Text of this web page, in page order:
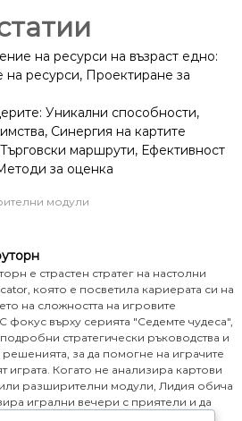
на ресурси на възраст едно:
на ресурси, Проектиране за
Уникални способности,
Синергия на картите
маршрути, Ефективност
за оценка
модули
е страстен стратег на настолни
която е посветила кариерата си на
на сложността на игровите
фокус върху серията "Седемте чудеса",
подробни стратегически ръководства и
решенията, за да помогне на играчите
играта. Когато не анализира картови
разширителни модули, Лидия обича
игрални вечери с приятели и да